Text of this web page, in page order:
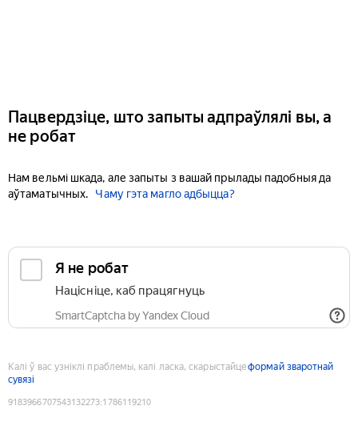
Пацвердзіце, што запыты адпраўлялі вы, а
не робат
Нам вельмі шкада, але запыты з вашай прылады падобныя да
аўтаматычных.
Чаму гэта магло адбыцца?
Я не робат
Націсніце, каб працягнуць
SmartCaptcha by Yandex Cloud
Калі ў вас узніклі праблемы, калі ласка, скарыстайцеформай зваротнай
сувязі
9183966707543132273:1786119210